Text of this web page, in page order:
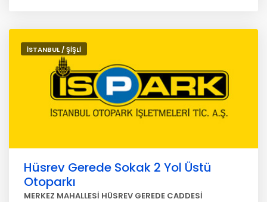
İSTANBUL / ŞİŞLİ
Hüsrev Gerede Sokak 2 Yol Üstü
Otoparkı
MERKEZ MAHALLESİ HÜSREV GEREDE CADDESİ